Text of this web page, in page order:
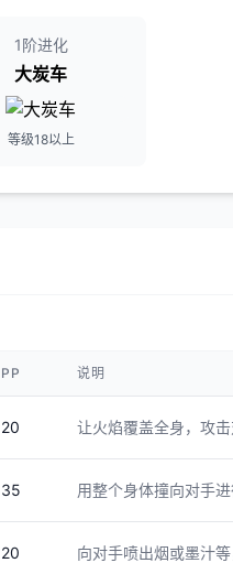
1阶进化
大炭车
等级18以上
PP 说明
20 让火焰覆盖全身，攻
35 用整个身体撞向对手进
20 向对手喷出烟或墨汁